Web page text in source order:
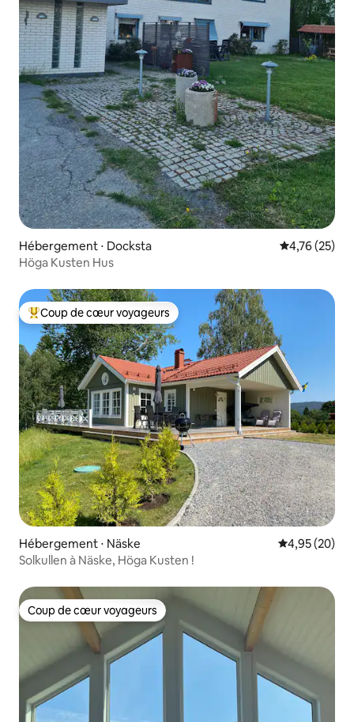
Hébergement ⋅ Docksta Évaluation
4,76 (25)
Höga Kusten Hus
Coups de cœur voyageurs les plus appréciés
Coup de cœur voyageurs
Hébergement ⋅ Näske Évaluation
4,95 (20)
Solkullen à Näske, Höga Kusten !
Coup de cœur voyageurs
Coup de cœur voyageurs